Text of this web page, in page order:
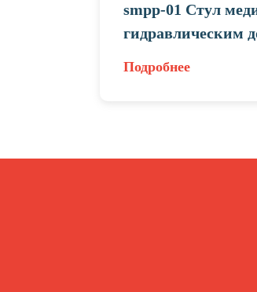
smpp-01 Стул
гидравлическим
Подробнее